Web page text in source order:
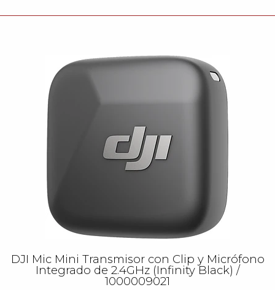
DJI Mic Mini Transmisor con Clip y Micrófono
Integrado de 2.4GHz (Infinity Black) /
1000009021